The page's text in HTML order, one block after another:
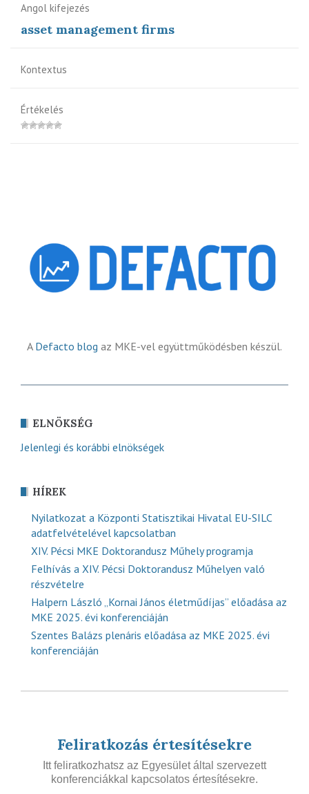
Angol kifejezés
asset management firms
Kontextus
Értékelés
A Defacto blog az MKE-vel együttműködésben készül.
ELNÖKSÉG
Jelenlegi és korábbi elnökségek
HÍREK
Nyilatkozat a Központi Statisztikai Hivatal EU-SILC
adatfelvételével kapcsolatban
XIV. Pécsi MKE Doktorandusz Műhely programja
Felhívás a XIV. Pécsi Doktorandusz Műhelyen való
részvételre
Halpern László „Kornai János életműdíjas” előadása az
MKE 2025. évi konferenciáján
Szentes Balázs plenáris előadása az MKE 2025. évi
konferenciáján
Feliratkozás értesítésekre
Itt feliratkozhatsz az Egyesület által szervezett
konferenciákkal kapcsolatos értesítésekre.